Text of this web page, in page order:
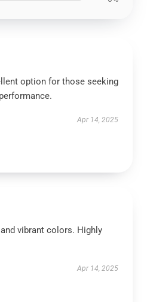
option for those seeking
Apr 14, 2025
vibrant colors. Highly
Apr 14, 2025